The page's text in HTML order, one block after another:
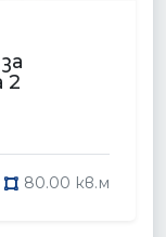
2
80.00 кв.м